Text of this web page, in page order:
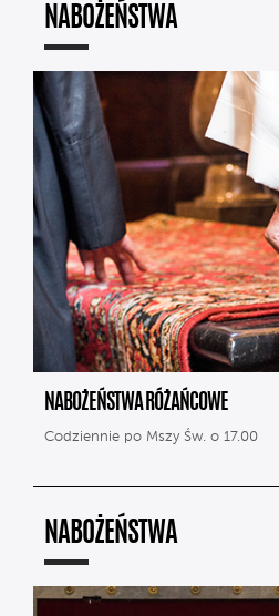
NABOŻEŃSTWA
NABOŻEŃSTWA RÓŻAŃCOWE
Codziennie po Mszy Św. o 17.00
NABOŻEŃSTWA